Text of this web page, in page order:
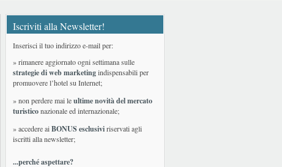
Iscriviti alla Newsletter!
Inserisci il tuo indirizzo e-mail per:
» rimanere aggiornato ogni settimana sulle
strategie di web marketingindispensabili per
promuovere l’hotel su Internet;
» non perdere mai leultime novità del mercato
turisticonazionale ed internazionale;
» accedere aiBONUS esclusiviriservati agli
iscritti alla newsletter;
...perché aspettare?